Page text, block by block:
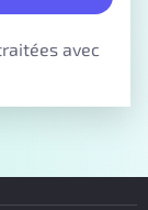
avec